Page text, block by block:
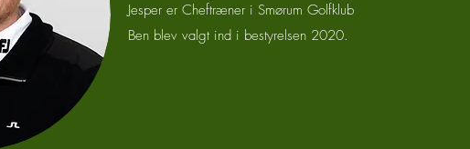
Jesper er Cheftræner i Smørum Golfklub
Ben blev valgt ind i bestyrelsen 2020.